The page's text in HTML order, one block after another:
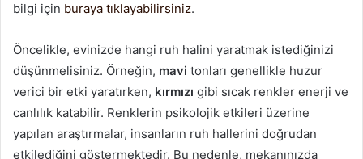
bilgi için buraya tıklayabilirsiniz.
Öncelikle, evinizde hangi ruh halini yaratmak istediğinizi
düşünmelisiniz. Örneğin, mavi tonları genellikle huzur
verici bir etki yaratırken, kırmızı gibi sıcak renkler enerji ve
canlılık katabilir. Renklerin psikolojik etkileri üzerine
yapılan araştırmalar, insanların ruh hallerini doğrudan
etkilediğini göstermektedir. Bu nedenle, mekanınızda